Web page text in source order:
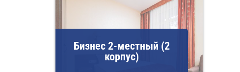
Бизнес 2-местный (2
корпус)